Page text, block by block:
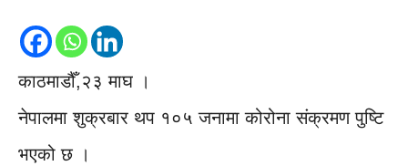
काठमाडौँ,२३ माघ ।
नेपालमा शुक्रबार थप १०५ जनामा कोरोना संक्रमण पुष्टि
भएको छ ।